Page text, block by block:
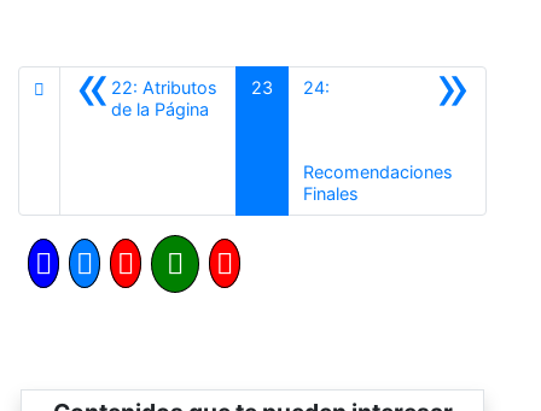
«22: Atributos
de la Página
23 »
24:
Recomendaciones
Finales